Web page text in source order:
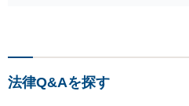
法律Q&Aを探す